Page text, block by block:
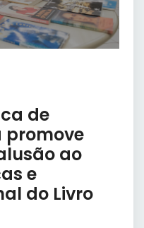
de
promove
ao
e
do Livro